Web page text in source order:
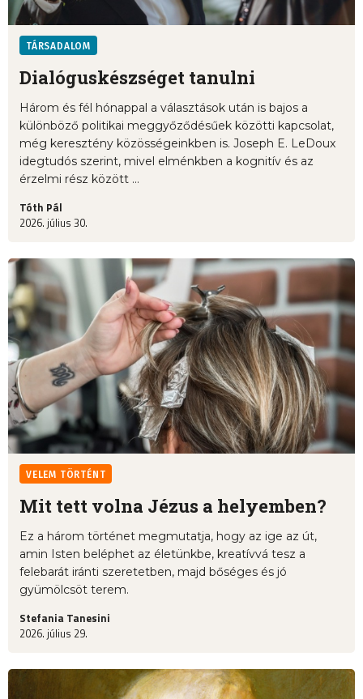
TÁRSADALOM
Dialóguskészséget tanulni
Három és fél hónappal a választások után is bajos a
különböző politikai meggyőződésűek közötti kapcsolat,
még keresztény közösségeinkben is. Joseph E. LeDoux
idegtudós szerint, mivel elménkben a kognitív és az
érzelmi rész között ...
Tóth Pál
2026. július 30.
VELEM TÖRTÉNT
Mit tett volna Jézus a helyemben?
Ez a három történet megmutatja, hogy az ige az út,
amin Isten beléphet az életünkbe, kreatívvá tesz a
felebarát iránti szeretetben, majd bőséges és jó
gyümölcsöt terem.
Stefania Tanesini
2026. július 29.